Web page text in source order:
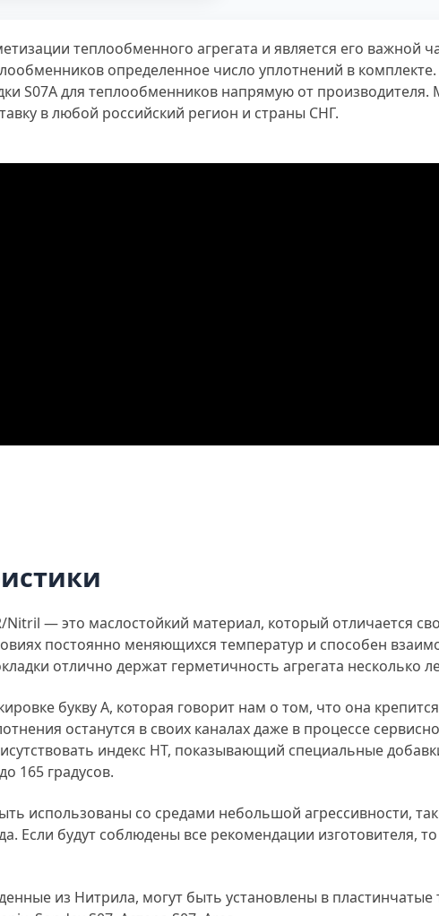
теплообменного агрегата и является его важной
определенное число уплотнений в комплекте.
S07A для теплообменников напрямую от
в любой российский регион и страны СНГ.
Nitril — это маслостойкий материал, который отличается
постоянно меняющихся температур и способен
отлично держат герметичность агрегата несколько
букву А, которая говорит нам о том, что она
останутся в своих каналах даже в процессе
индекс HT, показывающий специальные
165 градусов.
использованы со средами небольшой агрессивности,
Если будут соблюдены все рекомендации изготовителя,
из Нитрила, могут быть установлены в